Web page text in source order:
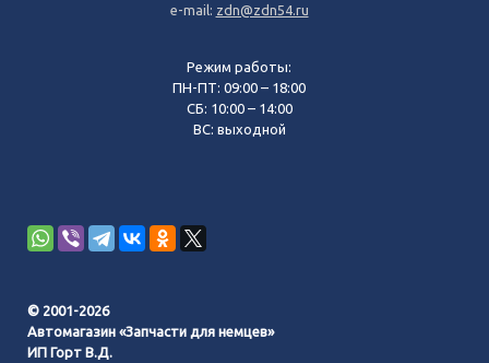
e-mail: zdn@zdn54.ru
Режим работы:
ПН-ПТ: 09:00 – 18:00
СБ: 10:00 – 14:00
ВС: выходной
© 2001-2026
Автомагазин «Запчасти для немцев»
ИП Горт В.Д.